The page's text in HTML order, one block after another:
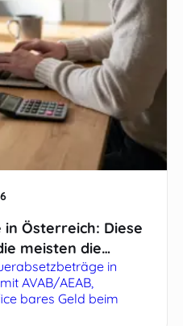
Österreich: Diese
meisten die
in
AVAB/AEAB,
bares Geld beim